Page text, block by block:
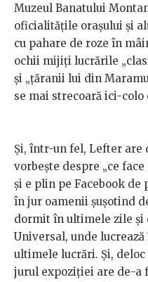
Muzeul Banatului
oficialitățile orașului și
cu pahare de roze în
ochii mijiți lucrările
și „țăranii lui din
se mai strecoară ici-colo
Și, într-un fel, Lefter are
vorbește despre „ce
și e plin pe Facebook de
în jur oamenii șușotind
dormit în ultimele zile și
Universal, unde
ultimele lucrări. Și,
jurul expoziției are de-a